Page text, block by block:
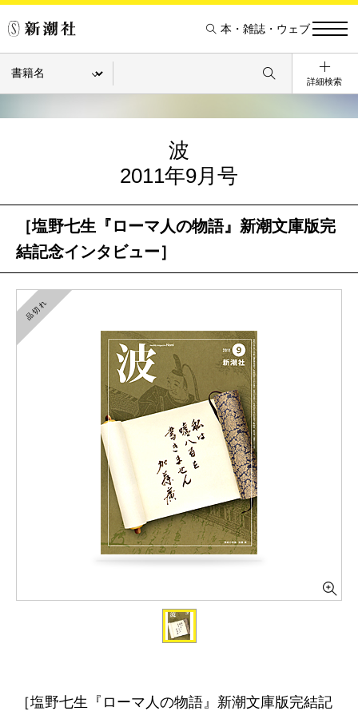
本・雑誌・ウェブ
詳細検索
波
2011年9月号
［塩野七生『ローマ人の物語』新潮文庫版完
結記念インタビュー］
品切れ
［塩野七生『ローマ人の物語』新潮文庫版完結記